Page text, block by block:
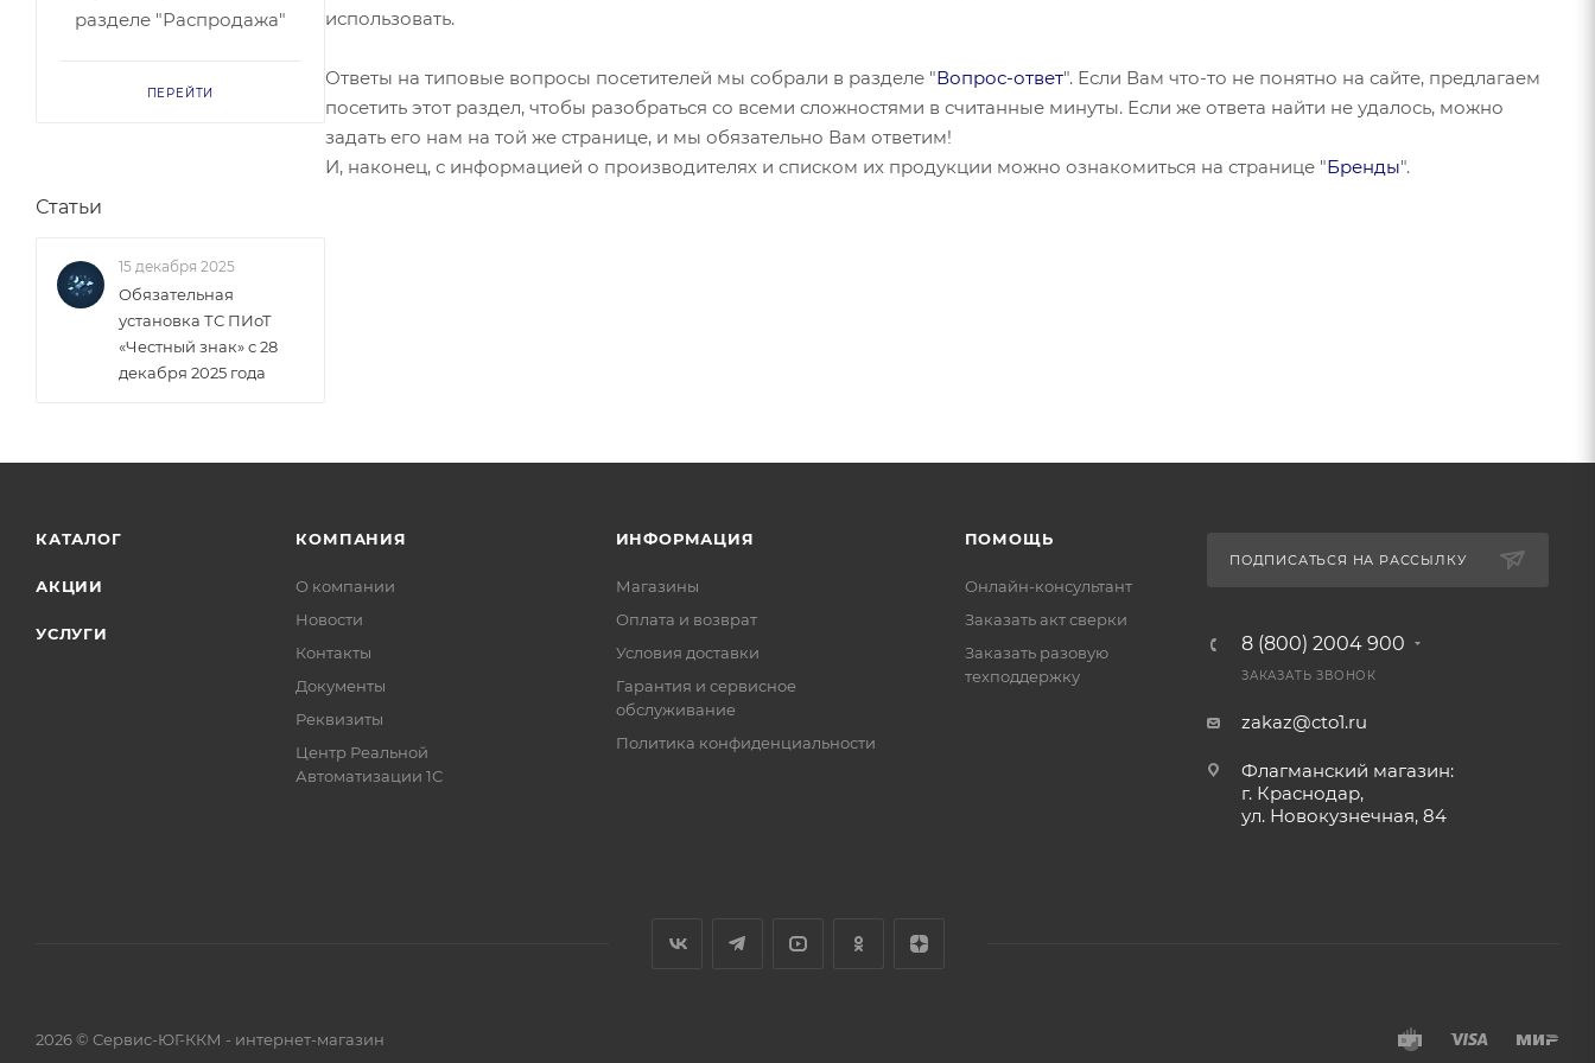
использовать.
Ответы на типовые вопросы посетителей мы собрали в разделе "Вопрос-ответ". Если Вам что-то не понятно на сайте, предлагаем
посетить этот раздел, чтобы разобраться со всеми сложностями в считанные минуты. Если же ответа найти не удалось, можно
задать его нам на той же странице, и мы обязательно Вам ответим!
И, наконец, с информацией о производителях и списком их продукции можно ознакомиться на странице "Бренды".
разделе "Распродажа"
ПЕРЕЙТИ
Статьи
15 декабря 2025
Обязательная
установка ТС ПИоТ
«Честный знак» с 28
декабря 2025 года
КАТАЛОГ
АКЦИИ
УСЛУГИ
КОМПАНИЯ
О компании
Новости
Контакты
Документы
Реквизиты
Центр Реальной
Автоматизации 1С
ИНФОРМАЦИЯ
Магазины
Оплата и возврат
Условия доставки
Гарантия и сервисное
обслуживание
Политика конфиденциальности
ПОМОЩЬ
Онлайн-консультант
Заказать акт сверки
Заказать разовую
техподдержку
ПОДПИСАТЬСЯ НА РАССЫЛКУ
8 (800) 2004 900
ЗАКАЗАТЬ ЗВОНОК
zakaz@cto1.ru
Флагманский магазин:
г. Краснодар,
ул. Новокузнечная, 84
2026 © Сервис-ЮГ-ККМ - интернет-магазин